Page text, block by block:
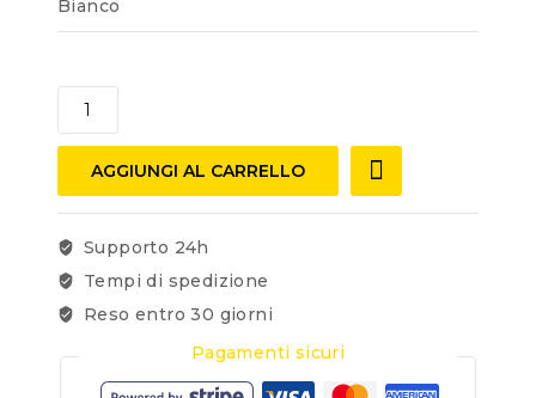
Bianco
AGGIUNGI AL CARRELLO
Supporto 24h
Tempi di spedizione
Reso entro 30 giorni
Pagamenti sicuri